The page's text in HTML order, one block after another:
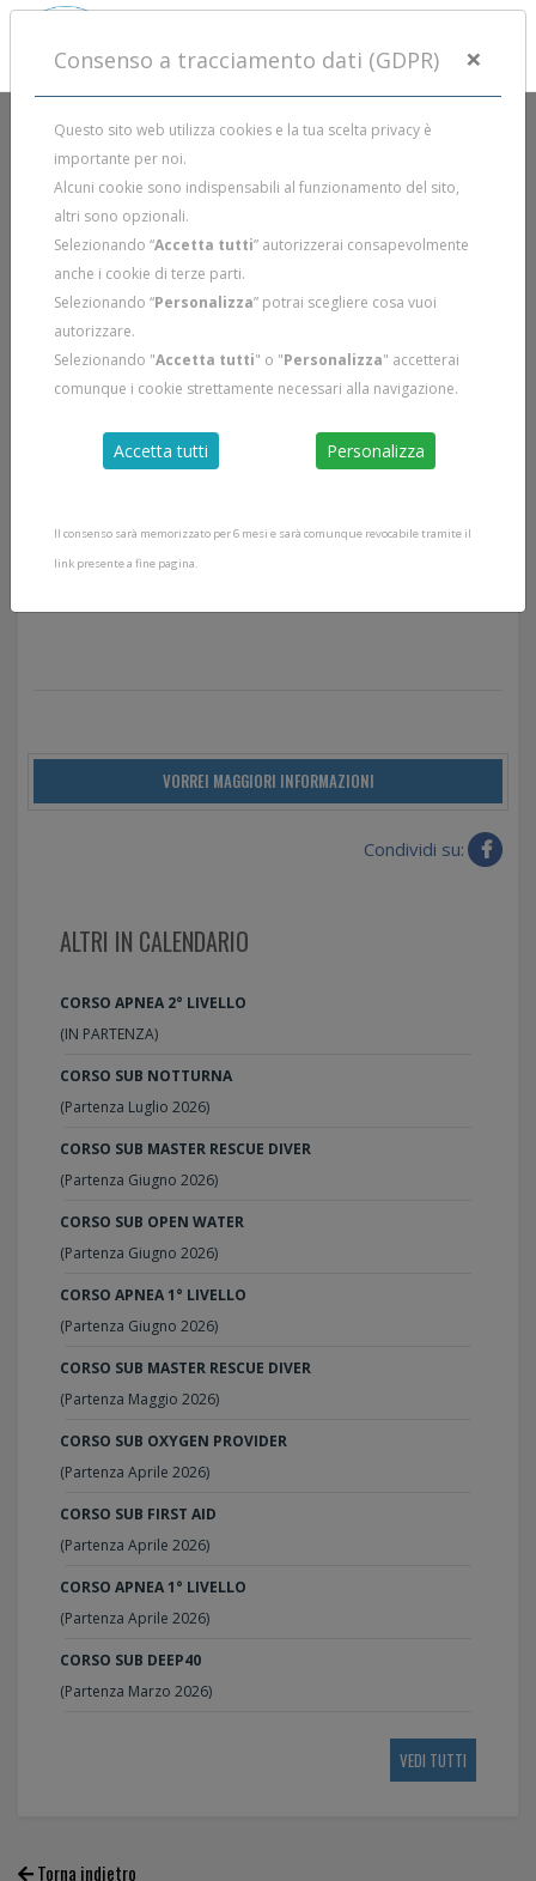
CALENDARIO CORSI
CORSO SUB NOTTURNA
Aprile 2025
CORSO SUB NOTTURNA
entusiasmante e divertente progettato per fornirti le
abilità e le conoscenze per sperimentare un lato
VORREI MAGGIORI INFORMAZIONI
Condividi su:
ALTRI IN CALENDARIO
CORSO APNEA 2° LIVELLO
(IN PARTENZA)
CORSO SUB NOTTURNA
(Partenza Luglio 2026)
CORSO SUB MASTER RESCUE DIVER
(Partenza Giugno 2026)
CORSO SUB OPEN WATER
(Partenza Giugno 2026)
CORSO APNEA 1° LIVELLO
(Partenza Giugno 2026)
CORSO SUB MASTER RESCUE DIVER
(Partenza Maggio 2026)
CORSO SUB OXYGEN PROVIDER
(Partenza Aprile 2026)
CORSO SUB FIRST AID
(Partenza Aprile 2026)
CORSO APNEA 1° LIVELLO
(Partenza Aprile 2026)
CORSO SUB DEEP40
(Partenza Marzo 2026)
VEDI TUTTI
Torna indietro
Consenso a tracciamento dati (GDPR) ×
Questo sito web utilizza cookies e la tua scelta privacy è
importante per noi.
Alcuni cookie sono indispensabili al funzionamento del sito,
altri sono opzionali.
Selezionando “Accetta tutti” autorizzerai consapevolmente
anche i cookie di terze parti.
Selezionando “Personalizza” potrai scegliere cosa vuoi
autorizzare.
Selezionando "Accetta tutti" o "Personalizza" accetterai
comunque i cookie strettamente necessari alla navigazione.
Accetta tutti Personalizza
Il consenso sarà memorizzato per 6 mesi e sarà comunque revocabile tramite il
link presente a fine pagina.